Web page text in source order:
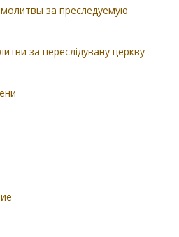
за преследуемую
за переслідувану церкву